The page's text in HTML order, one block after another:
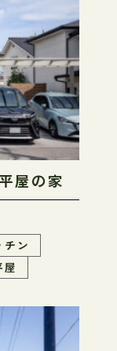
屋の家
チン
屋